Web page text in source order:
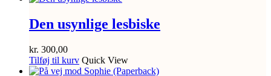
Den usynlige lesbiske
kr. 300,00
Tilføj til kurv Quick View